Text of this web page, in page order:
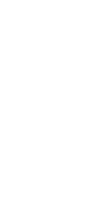
小物 キーケース ユニセッ
キーケース ユニセックス 【